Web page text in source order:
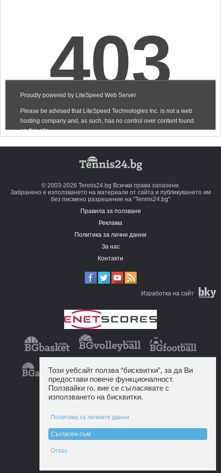
© 2003-2026 Tennis24.bg Всички права запазени.
Забранено е използването на материали от сайта и публикуването им
без писмено разрешение на "Tennis24.bg"
Правила за ползване
Реклама
Политика за лични данни
За нас
Контакти
Изработка на сайт
Този уебсайт ползва “бисквитки”, за да Ви
предостави повече функционалност.
Ползвайки го, вие се съгласявате с
използването на бисквитки.
Политика за личните данни
Съгласен съм
Отказ